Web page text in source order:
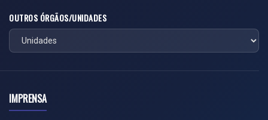
OUTROS ÓRGÃOS/UNIDADES
IMPRENSA